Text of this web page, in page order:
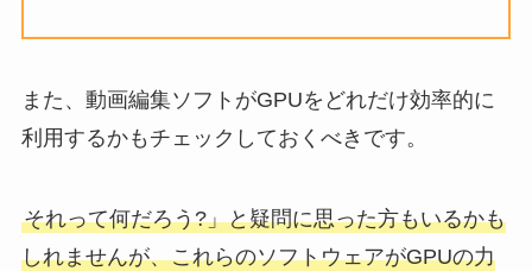
また、動画編集ソフトがGPUをどれだけ効率的に
利用するかもチェックしておくべきです。
それって何だろう?」と疑問に思った方もいるかも
しれませんが、これらのソフトウェアがGPUの力